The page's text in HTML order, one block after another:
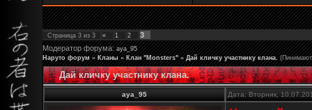
Страница 3 из 3 « 1 2
3
Модератор форума:aya_95
Наруто форум » Кланы » Клан "Monsters" » Дай кличку участнику клана. (Пинимают
Дай кличку участнику клана.
aya_95 Дата: Вторник,